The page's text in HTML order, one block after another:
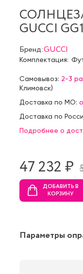
GUCCI
Бренд:GUCCI
Комплектация:
Самовывоз: 2-3
Климовск)
Доставка по МО:
Доставка по
Подробнее о
47 232 ₷
ДОБАВИТЬ В
КОРЗИНУ
Параметры